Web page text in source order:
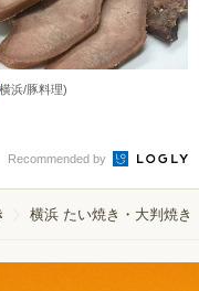
浜/豚料理)
Recommended by
横浜 たい焼き・大判焼き